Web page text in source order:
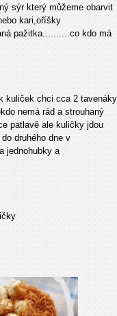
sýr který můžeme obarvit
kari,oříšky
pažitka..........co kdo má
kuliček chci cca 2 tavenáky
nemá rád a strouhaný
patlavě ale kuličky jdou
druhého dne v
jednohubky a